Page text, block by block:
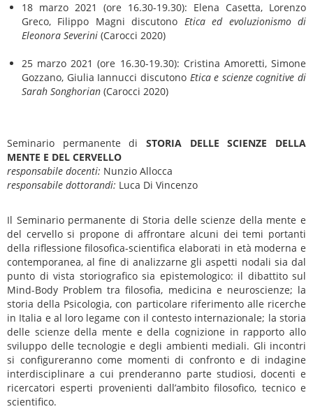
18 marzo 2021 (ore 16.30-19.30): Elena Casetta, Lorenzo
Greco, Filippo Magni discutono Etica ed evoluzionismo di
Eleonora Severini (Carocci 2020)
25 marzo 2021 (ore 16.30-19.30): Cristina Amoretti, Simone
Gozzano, Giulia Iannucci discutono Etica e scienze cognitive di
Sarah Songhorian (Carocci 2020)
Seminario permanente di STORIA DELLE SCIENZE DELLA
MENTE E DEL CERVELLO
responsabile docenti: Nunzio Allocca
responsabile dottorandi: Luca Di Vincenzo
Il Seminario permanente di Storia delle scienze della mente e
del cervello si propone di affrontare alcuni dei temi portanti
della riflessione filosofica-scientifica elaborati in età moderna e
contemporanea, al fine di analizzarne gli aspetti nodali sia dal
punto di vista storiografico sia epistemologico: il dibattito sul
Mind-Body Problem tra filosofia, medicina e neuroscienze; la
storia della Psicologia, con particolare riferimento alle ricerche
in Italia e al loro legame con il contesto internazionale; la storia
delle scienze della mente e della cognizione in rapporto allo
sviluppo delle tecnologie e degli ambienti mediali. Gli incontri
si configureranno come momenti di confronto e di indagine
interdisciplinare a cui prenderanno parte studiosi, docenti e
ricercatori esperti provenienti dall’ambito filosofico, tecnico e
scientifico.